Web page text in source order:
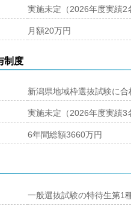
実施未定（2026年度実績2
月額20万円
制度
新潟県地域枠選抜試験に合
実施未定（2026年度実績3
6年間総額3660万円
一般選抜試験の特待生第1